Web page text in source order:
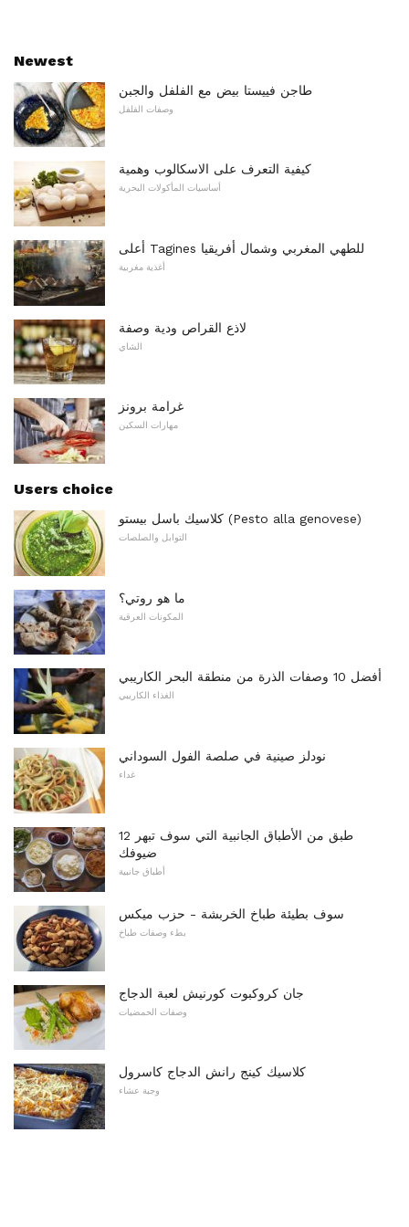
Newest
طاجن فييستا بيض مع الفلفل والجبن
وصفات الفلفل
كيفية التعرف على الاسكالوب وهمية
أساسيات المأكولات البحرية
أعلى Tagines للطهي المغربي وشمال أفريقيا
أغذية مغربية
لاذع القراص ودية وصفة
الشاي
غرامة برونز
مهارات السكين
Users choice
كلاسيك باسل بيستو (Pesto alla genovese)
التوابل والصلصات
ما هو روتي؟
المكونات العرقية
أفضل 10 وصفات الذرة من منطقة البحر الكاريبي
الغذاء الكاريبي
نودلز صينية في صلصة الفول السوداني
غداء
12 طبق من الأطباق الجانبية التي سوف تبهر
ضيوفك
أطباق جانبية
سوف بطيئة طباخ الخربشة - حزب ميكس
بطء وصفات طباخ
جان كروكبوت كورنيش لعبة الدجاج
وصفات الحمضيات
كلاسيك كينج رانش الدجاج كاسرول
وجبة عشاء